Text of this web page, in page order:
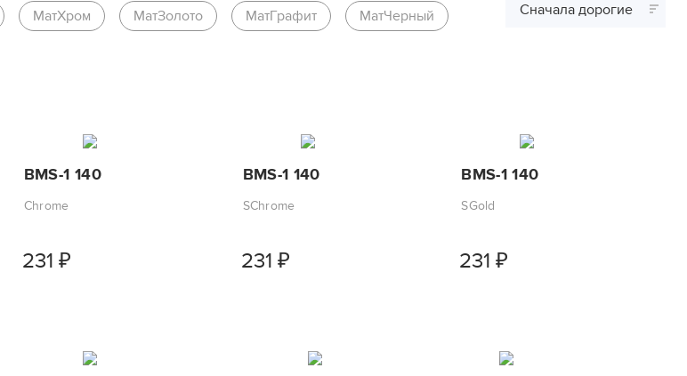
МатХром МатЗолото МатГрафит МатЧерный Сначала дорогие
BMS-1 140
Chrome
231 ₽
BMS-1 140
SChrome
231 ₽
BMS-1 140
SGold
231 ₽